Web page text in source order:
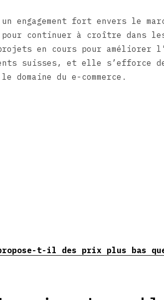
engagement fort envers le
continuer à croître dans
en cours pour améliorer
suisses, et elle s’efforce
domaine du e-commerce.
t-il des prix plus bas